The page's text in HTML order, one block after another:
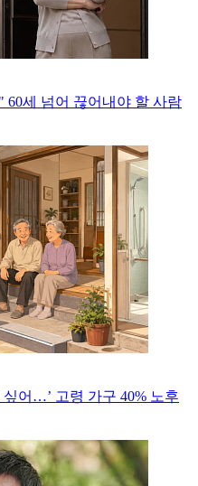
60세 넘어 끊어내야 할 사람
싶어…’ 고령 가구 40% 노후